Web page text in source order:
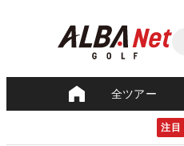
全ツアー
注目